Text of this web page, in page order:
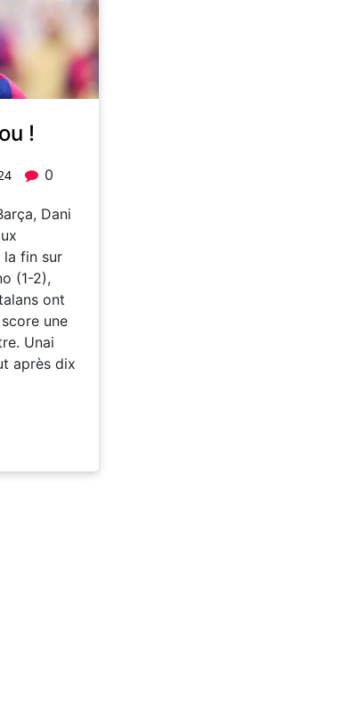
!
0
Dani
la fin sur
(1-2),
ont
une
Unai
après dix